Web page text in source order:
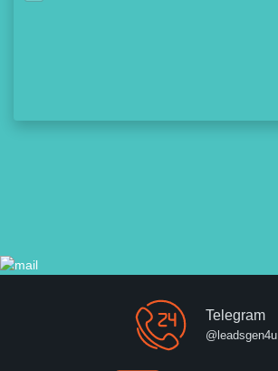
Telegram
@leadsgen4u